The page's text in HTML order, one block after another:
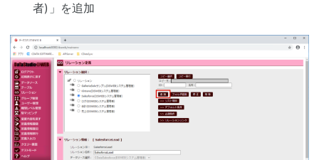
者)」を追加